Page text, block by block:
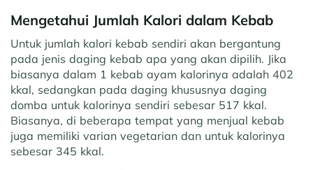
Mengetahui Jumlah Kalori dalam Kebab
Untuk jumlah kalori kebab sendiri akan bergantung
pada jenis daging kebab apa yang akan dipilih. Jika
biasanya dalam 1 kebab ayam kalorinya adalah 402
kkal, sedangkan pada daging khususnya daging
domba untuk kalorinya sendiri sebesar 517 kkal.
Biasanya, di beberapa tempat yang menjual kebab
juga memiliki varian vegetarian dan untuk kalorinya
sebesar 345 kkal.